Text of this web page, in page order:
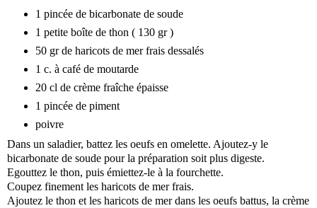
1 pincée de bicarbonate de soude
1 petite boîte de thon ( 130 gr )
50 gr de haricots de mer frais dessalés
1 c. à café de moutarde
20 cl de crème fraîche épaisse
1 pincée de piment
poivre
Dans un saladier, battez les oeufs en omelette. Ajoutez-y le
bicarbonate de soude pour la préparation soit plus digeste.
Egouttez le thon, puis émiettez-le à la fourchette.
Coupez finement les haricots de mer frais.
Ajoutez le thon et les haricots de mer dans les oeufs battus, la crème